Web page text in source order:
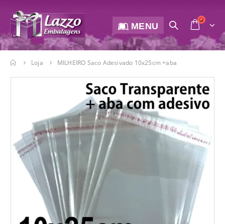
MENU
Loja MILHEIRO Saco Adesivado 10x25cm +aba